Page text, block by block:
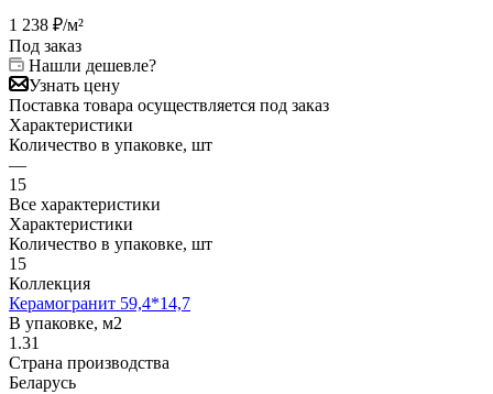
1 238 ₽/м²
Под заказ
Нашли дешевле?
Узнать цену
Поставка товара осуществляется под заказ
Характеристики
Количество в упаковке, шт
—
15
Все характеристики
Характеристики
Количество в упаковке, шт
15
Коллекция
Керамогранит 59,4*14,7
В упаковке, м2
1.31
Страна производства
Беларусь